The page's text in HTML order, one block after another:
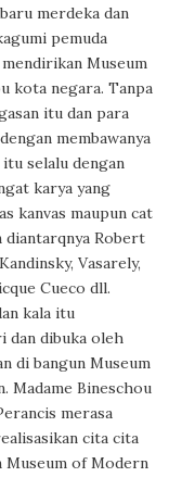
merdeka dan
pemuda
Museum
kota negara. Tanpa
itu dan para
membawanya
selalu dengan
karya yang
kanvas maupun cat
diantarqnya Robert
Vasarely,
Cueco dll.
kala itu
dan dibuka oleh
di bangun Museum
Madame Bineschou
merasa
cita cita
Museum of Modern